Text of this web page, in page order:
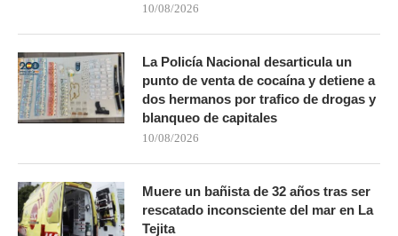
10/08/2026
La Policía Nacional desarticula un
punto de venta de cocaína y detiene a
dos hermanos por trafico de drogas y
blanqueo de capitales
10/08/2026
Muere un bañista de 32 años tras ser
rescatado inconsciente del mar en La
Tejita